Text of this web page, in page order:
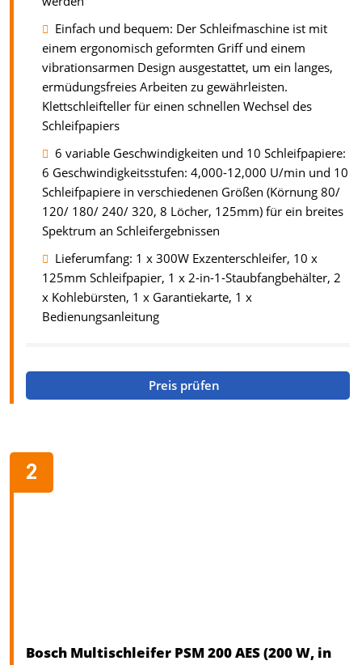
Einfach und bequem: Der Schleifmaschine ist mit
einem ergonomisch geformten Griff und einem
vibrationsarmen Design ausgestattet, um ein langes,
ermüdungsfreies Arbeiten zu gewährleisten.
Klettschleifteller für einen schnellen Wechsel des
Schleifpapiers
6 variable Geschwindigkeiten und 10 Schleifpapiere:
6 Geschwindigkeitsstufen: 4,000-12,000 U/min und 10
Schleifpapiere in verschiedenen Größen (Körnung 80/
120/ 180/ 240/ 320, 8 Löcher, 125mm) für ein breites
Spektrum an Schleifergebnissen
Lieferumfang: 1 x 300W Exzenterschleifer, 10 x
125mm Schleifpapier, 1 x 2-in-1-Staubfangbehälter, 2
x Kohlebürsten, 1 x Garantiekarte, 1 x
Bedienungsanleitung
Preis prüfen
Bosch Multischleifer PSM 200 AES (200 W, in